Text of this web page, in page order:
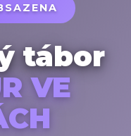
tábor
VE